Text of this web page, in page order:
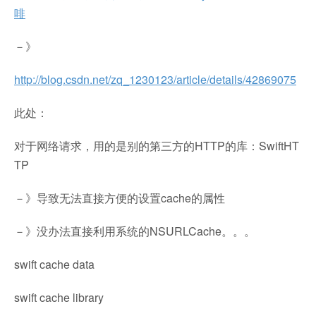
啡
－》
http://blog.csdn.net/zq_1230123/article/details/42869075
此处：
对于网络请求，用的是别的第三方的HTTP的库：SwiftHT
TP
－》导致无法直接方便的设置cache的属性
－》没办法直接利用系统的NSURLCache。。。
swift cache data
swift cache library